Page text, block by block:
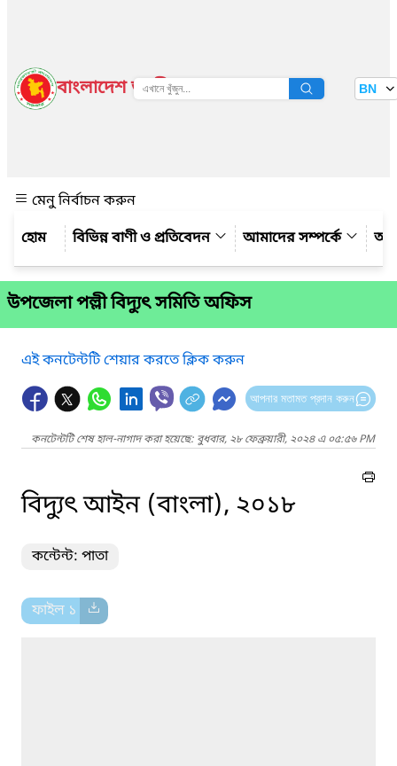
বাংলাদেশ জাতীয় তথ্য বাতায়ন BN
মেনু নির্বাচন করুন
বিভিন্ন বাণী ও প্রতিবেদন
আমাদের সম্পর্কে
উপজেলা পল্লী বিদ্যুৎ সমিতি অফিস
এই কনটেন্টটি শেয়ার করতে ক্লিক করুন
আপনার মতামত প্রদান করুন
কনটেন্টটি শেষ হাল-নাগাদ করা হয়েছে: বুধবার, ২৮ ফেব্রুয়ারী, ২০২৪ এ ০৫:৫৬ PM
বিদ্যুৎ আইন (বাংলা), ২০১৮
কন্টেন্ট: পাতা
ফাইল ১